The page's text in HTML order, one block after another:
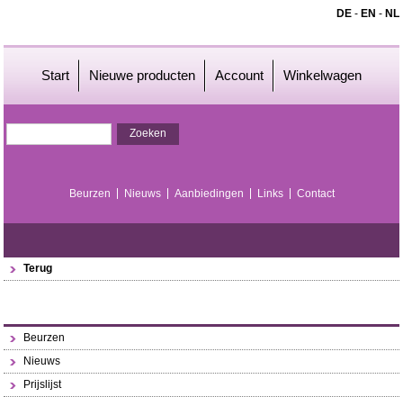
DE- EN - NL
Start Nieuwe producten Account Winkelwagen
Beurzen Nieuws Aanbiedingen Links Contact
Terug
Beurzen
Nieuws
Prijslijst